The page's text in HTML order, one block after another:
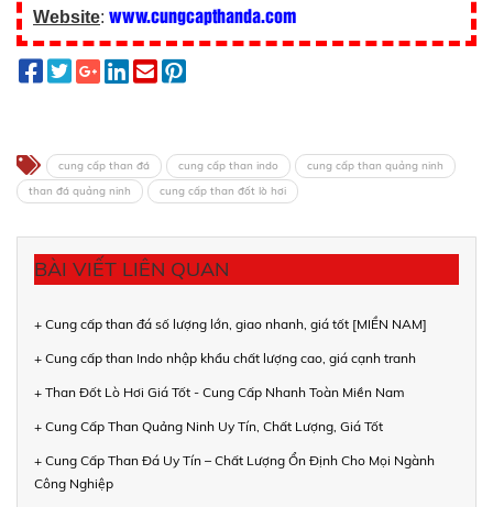
Website: www.cungcapthanda.com
cung cấp than đá cung cấp than indo
cung cấp than quảng ninh
than đá quảng ninh
cung cấp than đốt lò hơi
BÀI VIẾT LIÊN QUAN
+ Cung cấp than đá số lượng lớn, giao nhanh, giá tốt [MIỀN NAM]
+ Cung cấp than Indo nhập khẩu chất lượng cao, giá cạnh tranh
+ Than Đốt Lò Hơi Giá Tốt - Cung Cấp Nhanh Toàn Miền Nam
+ Cung Cấp Than Quảng Ninh Uy Tín, Chất Lượng, Giá Tốt
+ Cung Cấp Than Đá Uy Tín – Chất Lượng Ổn Định Cho Mọi Ngành
Công Nghiệp